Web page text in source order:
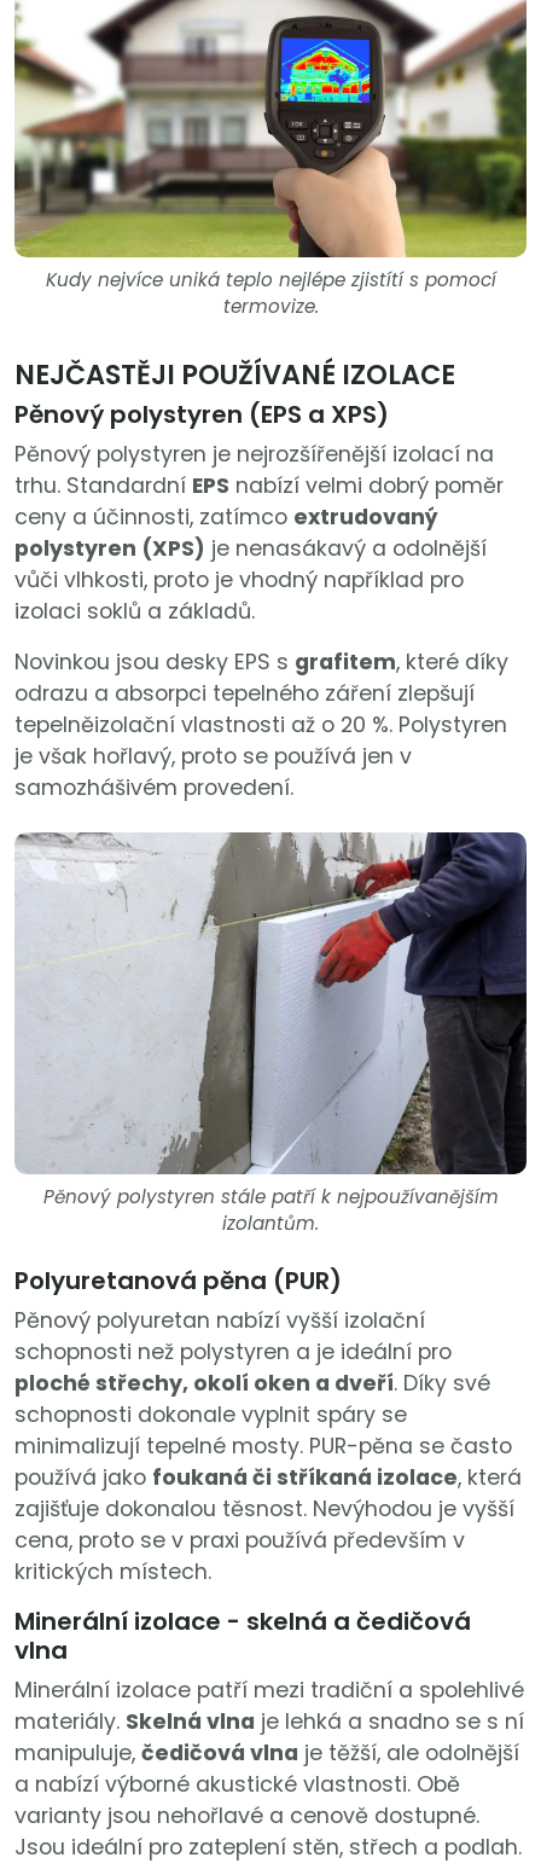
Kudy nejvíce uniká teplo nejlépe zjistítí s pomocí
termovize.
NEJČASTĚJI POUŽÍVANÉ IZOLACE
Pěnový polystyren (EPS a XPS)
Pěnový polystyren je nejrozšířenější izolací na
trhu. Standardní EPS nabízí velmi dobrý poměr
ceny a účinnosti, zatímco extrudovaný
polystyren (XPS) je nenasákavý a odolnější
vůči vlhkosti, proto je vhodný například pro
izolaci soklů a základů.
Novinkou jsou desky EPS s grafitem, které díky
odrazu a absorpci tepelného záření zlepšují
tepelněizolační vlastnosti až o 20 %. Polystyren
je však hořlavý, proto se používá jen v
samozhášivém provedení.
Pěnový polystyren stále patří k nejpoužívanějším
izolantům.
Polyuretanová pěna (PUR)
Pěnový polyuretan nabízí vyšší izolační
schopnosti než polystyren a je ideální pro
ploché střechy, okolí oken a dveří. Díky své
schopnosti dokonale vyplnit spáry se
minimalizují tepelné mosty. PUR-pěna se často
používá jako foukaná či stříkaná izolace, která
zajišťuje dokonalou těsnost. Nevýhodou je vyšší
cena, proto se v praxi používá především v
kritických místech.
Minerální izolace - skelná a čedičová
vlna
Minerální izolace patří mezi tradiční a spolehlivé
materiály. Skelná vlna je lehká a snadno se s ní
manipuluje, čedičová vlna je těžší, ale odolnější
a nabízí výborné akustické vlastnosti. Obě
varianty jsou nehořlavé a cenově dostupné.
Jsou ideální pro zateplení stěn, střech a podlah.